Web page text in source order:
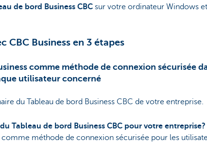
de bord Business CBC sur votre ordinateur Windows
CBC Business en 3 étapes
comme méthode de connexion sécurisée
utilisateur concerné
du Tableau de bord Business CBC de votre entreprise.
Tableau de bord Business CBC pour votre entreprise?
comme méthode de connexion sécurisée pour les